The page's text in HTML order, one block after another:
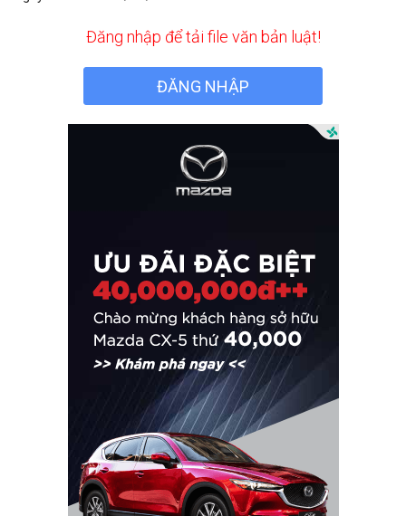
Đăng nhập để tải file văn bản luật!
ĐĂNG NHẬP